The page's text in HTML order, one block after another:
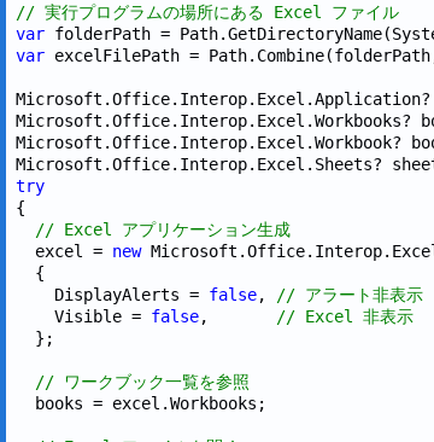
// 実行プログラムの場所にある Excel ファイル
var folderPath =
var excelFilePath =
Microsoft.Office.Interop.Excel.Workbooks?
Microsoft.Office.Interop.Excel.Workbook?
Microsoft.Office.Interop.Excel.Sheets?
try
{
// Excel アプリケーション生成
  excel =
new
  {
    DisplayAlerts =
false,
// アラート非表示
    Visible =
false,
// Excel 非表示
  };
// ワークブック一覧を参照
  books = excel.Workbooks;